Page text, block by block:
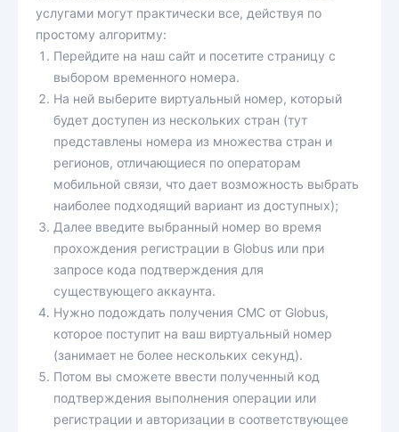
услугами могут практически все, действуя по
простому алгоритму:
Перейдите на наш сайт и посетите страницу с
выбором временного номера.
На ней выберите виртуальный номер, который
будет доступен из нескольких стран (тут
представлены номера из множества стран и
регионов, отличающиеся по операторам
мобильной связи, что дает возможность выбрать
наиболее подходящий вариант из доступных);
Далее введите выбранный номер во время
прохождения регистрации в Globus или при
запросе кода подтверждения для
существующего аккаунта.
Нужно подождать получения СМС от Globus,
которое поступит на ваш виртуальный номер
(занимает не более нескольких секунд).
Потом вы сможете ввести полученный код
подтверждения выполнения операции или
регистрации и авторизации в соответствующее